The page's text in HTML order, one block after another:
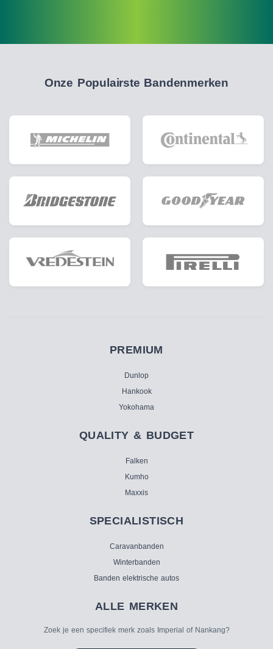
Onze Populairste Bandenmerken
PREMIUM
Dunlop
Hankook
Yokohama
QUALITY & BUDGET
Falken
Kumho
Maxxis
SPECIALISTISCH
Caravanbanden
Winterbanden
Banden elektrische autos
ALLE MERKEN
Zoek je een specifiek merk zoals Imperial of Nankang?